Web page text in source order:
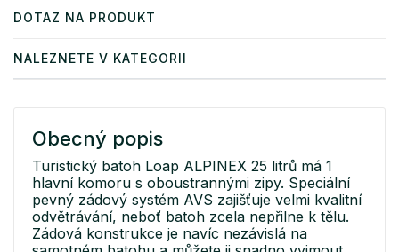
DOTAZ NA PRODUKT
NALEZNETE V KATEGORII
Obecný popis
Turistický batoh Loap ALPINEX 25 litrů má 1
hlavní komoru s oboustrannými zipy. Speciální
pevný zádový systém AVS zajišťuje velmi kvalitní
odvětrávání, neboť batoh zcela nepřilne k tělu.
Zádová konstrukce je navíc nezávislá na